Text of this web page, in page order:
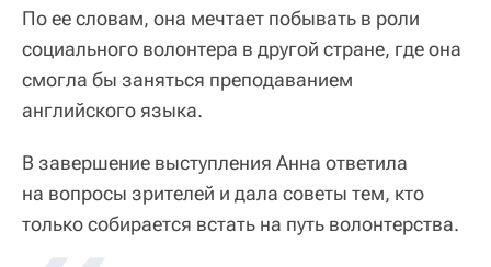
По ее словам, она мечтает побывать в роли
социального волонтера в другой стране, где она
смогла бы заняться преподаванием
английского языка.
В завершение выступления Анна ответила
на вопросы зрителей и дала советы тем, кто
только собирается встать на путь волонтерства.